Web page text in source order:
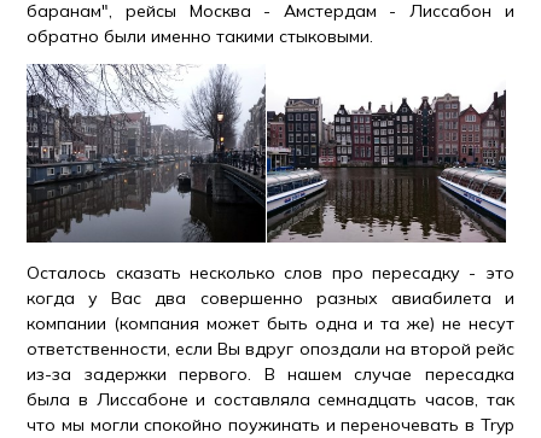
баранам", рейсы Москва - Амстердам - Лиссабон и
обратно были именно такими стыковыми.
Осталось сказать несколько слов про пересадку - это
когда у Вас два совершенно разных авиабилета и
компании (компания может быть одна и та же) не несут
ответственности, если Вы вдруг опоздали на второй рейс
из-за задержки первого. В нашем случае пересадка
была в Лиссабоне и составляла семнадцать часов, так
что мы могли спокойно поужинать и переночевать в Tryp